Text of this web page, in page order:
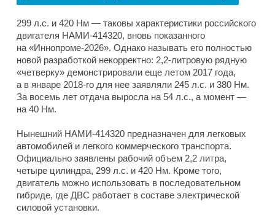
299 л.с. и 420 Нм — таковы характеристики российского
двигателя НАМИ-414320, вновь показанного
на «Иннопроме-2026». Однако называть его полностью
новой разработкой некорректно: 2,2-литровую рядную
«четверку» демонстрировали еще летом 2017 года,
а в январе 2018-го для нее заявляли 245 л.с. и 380 Нм.
За восемь лет отдача выросла на 54 л.с., а момент —
на 40 Нм.
Нынешний НАМИ-414320 предназначен для легковых
автомобилей и легкого коммерческого транспорта.
Официально заявлены рабочий объем 2,2 литра,
четыре цилиндра, 299 л.с. и 420 Нм. Кроме того,
двигатель можно использовать в последовательном
гибриде, где ДВС работает в составе электрической
силовой установки.